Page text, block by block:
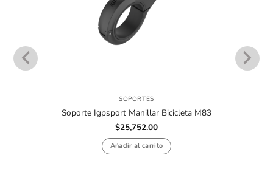
SOPORTES
Soporte Igpsport Manillar Bicicleta M83
$25,752.00
Añadir al carrito